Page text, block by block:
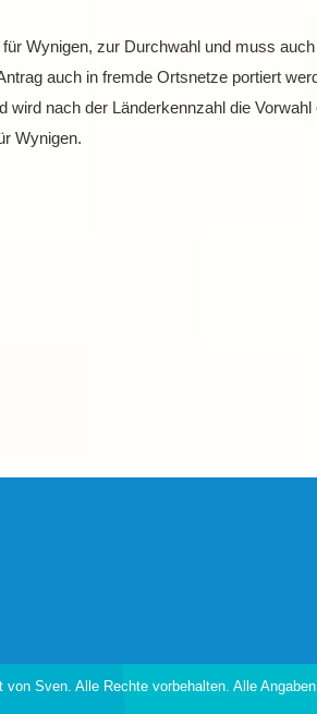
Wynigen, zur Durchwahl und muss
auch in fremde Ortsnetze portiert
nach der Länderkennzahl die Vorwahl
Wynigen.
von Sven. Alle Rechte vorbehalten. Alle